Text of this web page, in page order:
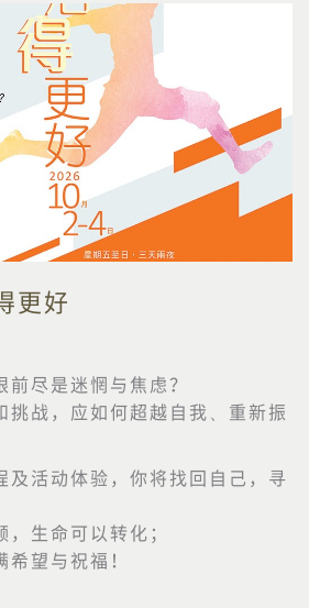
更好
前尽是迷惘与焦虑？
挑战，应如何超越自我、重新振
及活动体验，你将找回自己，寻
，生命可以转化；
希望与祝福！